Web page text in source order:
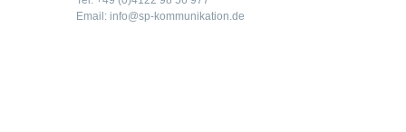
Email: info@sp-kommunikation.de